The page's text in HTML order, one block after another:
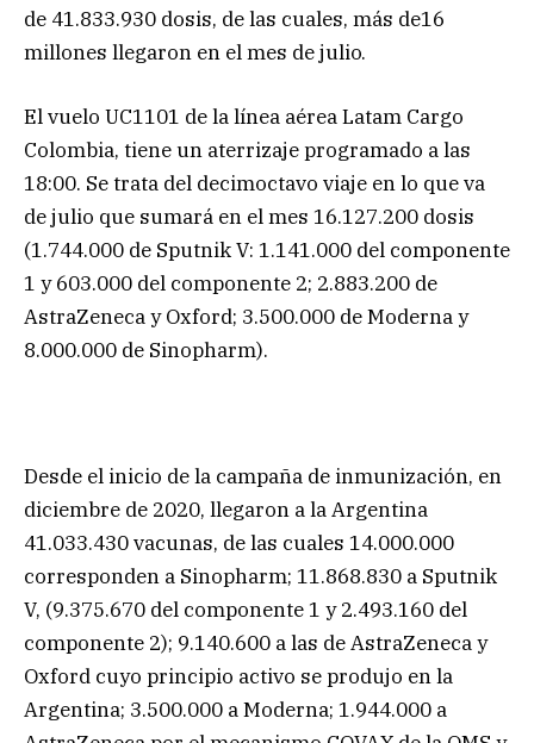
de 41.833.930 dosis, de las cuales, más de16
millones llegaron en el mes de julio.
El vuelo UC1101 de la línea aérea Latam Cargo
Colombia, tiene un aterrizaje programado a las
18:00. Se trata del decimoctavo viaje en lo que va
de julio que sumará en el mes 16.127.200 dosis
(1.744.000 de Sputnik V: 1.141.000 del componente
1 y 603.000 del componente 2; 2.883.200 de
AstraZeneca y Oxford; 3.500.000 de Moderna y
8.000.000 de Sinopharm).
Desde el inicio de la campaña de inmunización, en
diciembre de 2020, llegaron a la Argentina
41.033.430 vacunas, de las cuales 14.000.000
corresponden a Sinopharm; 11.868.830 a Sputnik
V, (9.375.670 del componente 1 y 2.493.160 del
componente 2); 9.140.600 a las de AstraZeneca y
Oxford cuyo principio activo se produjo en la
Argentina; 3.500.000 a Moderna; 1.944.000 a